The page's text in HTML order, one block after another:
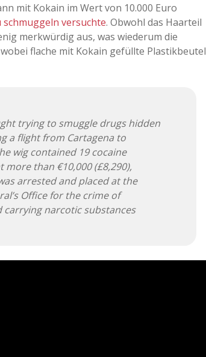
mit Kokain im Wert von 10.000 Euro
schmuggeln versuchte. Obwohl das Haarteil
merkwürdig aus, was wiederum die
flache mit Kokain gefüllte Plastikbeutel
trying to smuggle drugs hidden
a flight from Cartagena to
wig contained 19 cocaine
than €10,000 (£8,290),
arrested and placed at the
Office for the crime of
narcotic substances